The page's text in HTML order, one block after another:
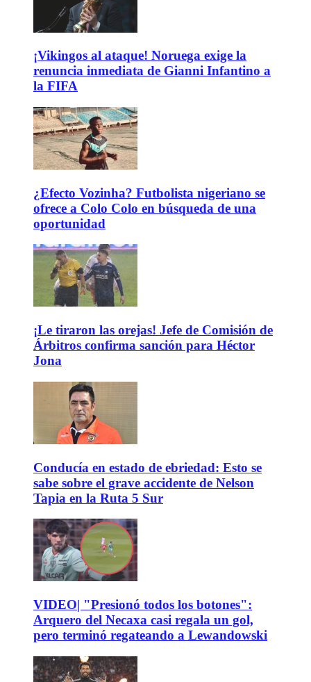
¡Vikingos al ataque! Noruega exige la
renuncia inmediata de Gianni Infantino a
la FIFA
¿Efecto Vozinha? Futbolista nigeriano se
ofrece a Colo Colo en búsqueda de una
oportunidad
¡Le tiraron las orejas! Jefe de Comisión de
Árbitros confirma sanción para Héctor
Jona
Conducía en estado de ebriedad: Esto se
sabe sobre el grave accidente de Nelson
Tapia en la Ruta 5 Sur
VIDEO| "Presionó todos los botones":
Arquero del Necaxa casi regala un gol,
pero terminó regateando a Lewandowski